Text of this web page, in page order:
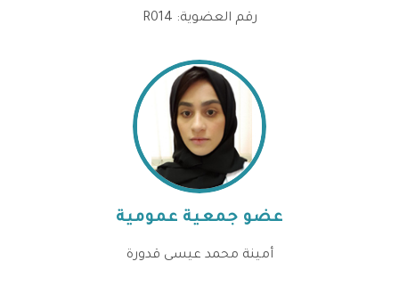
رقم العضوية: R014
عضو جمعية عمومية
أمينة محمد عيسى قدورة